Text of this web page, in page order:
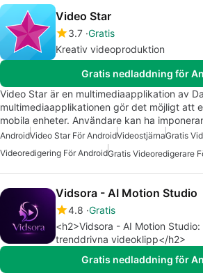
Video Star
3.7 Gratis
Kreativ videoproduktion
Gratis nedladdning för
Video Star är en multimediaapplikation av
multimediaapplikationen gör det möjligt att
mobila enheter. Användare kan ha
AndroidVideo Star För AndroidVideostjärnaGratis
Videoredigering För AndroidGratis Videoredigerare
Vidsora - AI Motion Studio
4.8 Gratis
<h2>Vidsora - AI Motion
trenddrivna videoklipp</h2>
Gratis nedladdning för